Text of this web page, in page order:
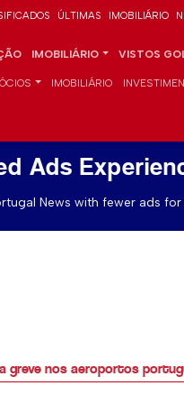
ÚLTIMAS IMOBILIÁRIO
IMOBILIÁRIO VISTOS
IMOBILIÁRIO
Ads
News with fewer ads
greve nos aeroportos